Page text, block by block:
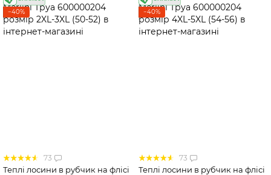
−40%
73
Теплі лосини в рубчик на флісі
−40%
73
Теплі лосини в рубчик на флісі